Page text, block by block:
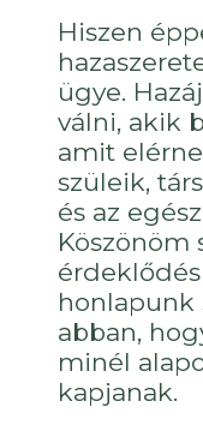
Hiszen
ügye.
válni, akik
amit
szüleik,
és az
Köszönöm
honlapunk
abban,
minél
kapjanak.